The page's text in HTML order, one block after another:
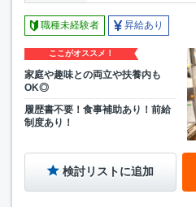
職種未経験者 昇給あり
ここがオススメ！
家庭や趣味との両立や扶養内も
OK◎
履歴書不要！食事補助あり！前給
制度あり！
検討リストに追加